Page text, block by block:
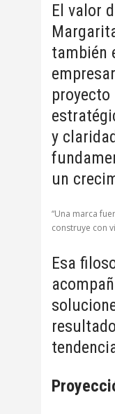
El valor
también
y
un
“Una marca
construye con
Esa